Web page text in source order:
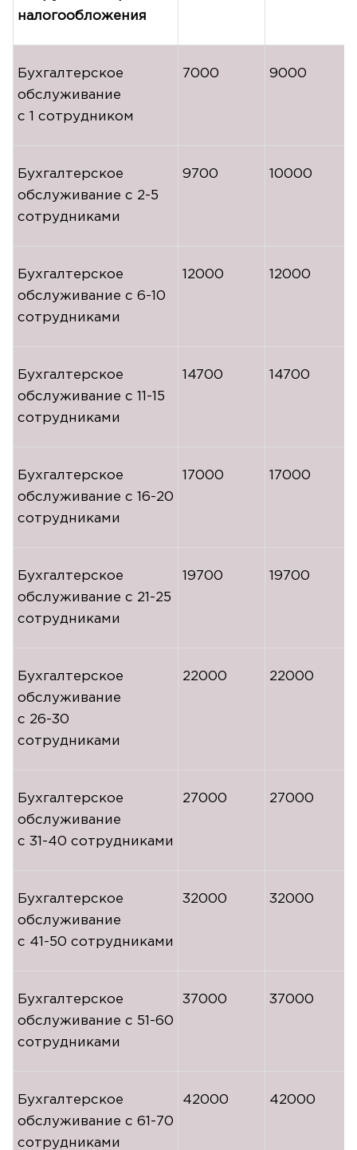
налогообложения
Бухгалтерское
обслуживание
с 1 сотрудником
7000 9000
Бухгалтерское
обслуживание с 2-5
сотрудниками
9700 10000
Бухгалтерское
обслуживание с 6-10
сотрудниками
12000 12000
Бухгалтерское
обслуживание с 11-15
сотрудниками
14700 14700
Бухгалтерское
обслуживание с 16-20
сотрудниками
17000 17000
Бухгалтерское
обслуживание с 21-25
сотрудниками
19700 19700
Бухгалтерское
обслуживание
с 26-30
сотрудниками
22000 22000
Бухгалтерское
обслуживание
с 31-40 сотрудниками
27000 27000
Бухгалтерское
обслуживание
с 41-50 сотрудниками
32000 32000
Бухгалтерское
обслуживание с 51-60
сотрудниками
37000 37000
Бухгалтерское
обслуживание с 61-70
сотрудниками
42000 42000